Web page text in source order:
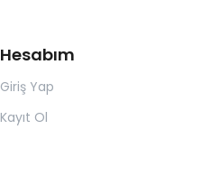
Hesabım
Giriş Yap
Kayıt Ol